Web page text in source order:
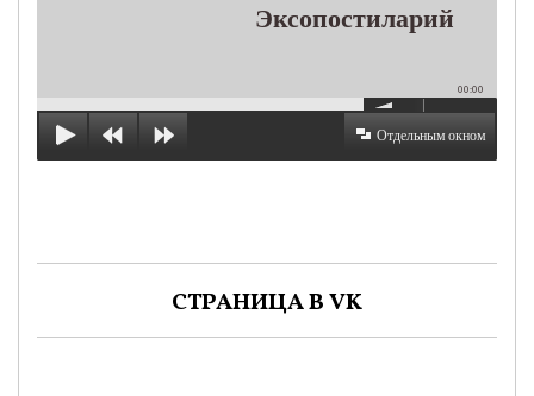
Эксопостиларий
00:00
Отдельным окном
СТРАНИЦА В VK